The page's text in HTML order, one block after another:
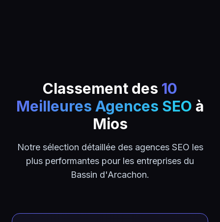
Classement des 10
Meilleures Agences SEO à
Mios
Notre sélection détaillée des agences SEO les
plus performantes pour les entreprises du
Bassin d'Arcachon.